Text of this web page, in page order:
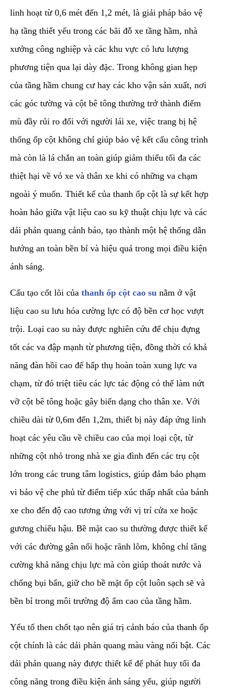
linh hoạt từ 0,6 mét đến 1,2 mét, là giải pháp bảo vệ
hạ tầng thiết yếu trong các bãi đỗ xe tầng hầm, nhà
xưởng công nghiệp và các khu vực có lưu lượng
phương tiện qua lại dày đặc. Trong không gian hẹp
của tầng hầm chung cư hay các kho vận sản xuất, nơi
các góc tường và cột bê tông thường trở thành điểm
mù đầy rủi ro đối với người lái xe, việc trang bị hệ
thống ốp cột không chỉ giúp bảo vệ kết cấu công trình
mà còn là lá chắn an toàn giúp giảm thiểu tối đa các
thiệt hại về vỏ xe và thân xe khi có những va chạm
ngoài ý muốn. Thiết kế của thanh ốp cột là sự kết hợp
hoàn hảo giữa vật liệu cao su kỹ thuật chịu lực và các
dải phản quang cảnh báo, tạo thành một hệ thống dẫn
hướng an toàn bền bỉ và hiệu quả trong mọi điều kiện
ánh sáng.
​Cấu tạo cốt lõi của thanh ốp cột cao su nằm ở vật
liệu cao su lưu hóa cường lực có độ bền cơ học vượt
trội. Loại cao su này được nghiên cứu để chịu đựng
tốt các va đập mạnh từ phương tiện, đồng thời có khả
năng đàn hồi cao để hấp thụ hoàn toàn xung lực va
chạm, từ đó triệt tiêu các lực tác động có thể làm nứt
vỡ cột bê tông hoặc gây biến dạng cho thân xe. Với
chiều dài từ 0,6m đến 1,2m, thiết bị này đáp ứng linh
hoạt các yêu cầu về chiều cao của mọi loại cột, từ
những cột nhỏ trong nhà xe gia đình đến các trụ cột
lớn trong các trung tâm logistics, giúp đảm bảo phạm
vi bảo vệ che phủ từ điểm tiếp xúc thấp nhất của bánh
xe cho đến độ cao tương ứng với vị trí cửa xe hoặc
gương chiếu hậu. Bề mặt cao su thường được thiết kế
với các đường gân nổi hoặc rãnh lõm, không chỉ tăng
cường khả năng chịu lực mà còn giúp thoát nước và
chống bụi bẩn, giữ cho bề mặt ốp cột luôn sạch sẽ và
bền bỉ trong môi trường độ ẩm cao của tầng hầm.
​Yếu tố then chốt tạo nên giá trị cảnh báo của thanh ốp
cột chính là các dải phản quang màu vàng nổi bật. Các
dải phản quang này được thiết kế để phát huy tối đa
công năng trong điều kiện ánh sáng yếu, giúp người